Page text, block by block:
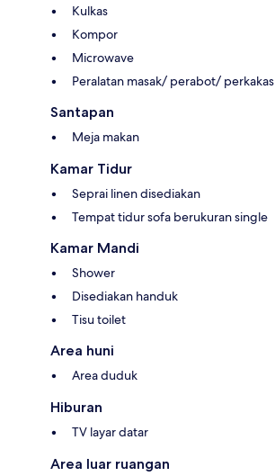
Kulkas
Kompor
Microwave
Peralatan masak/ perabot/ perkakas
Santapan
Meja makan
Kamar Tidur
Seprai linen disediakan
Tempat tidur sofa berukuran single
Kamar Mandi
Shower
Disediakan handuk
Tisu toilet
Area huni
Area duduk
Hiburan
TV layar datar
Area luar ruangan